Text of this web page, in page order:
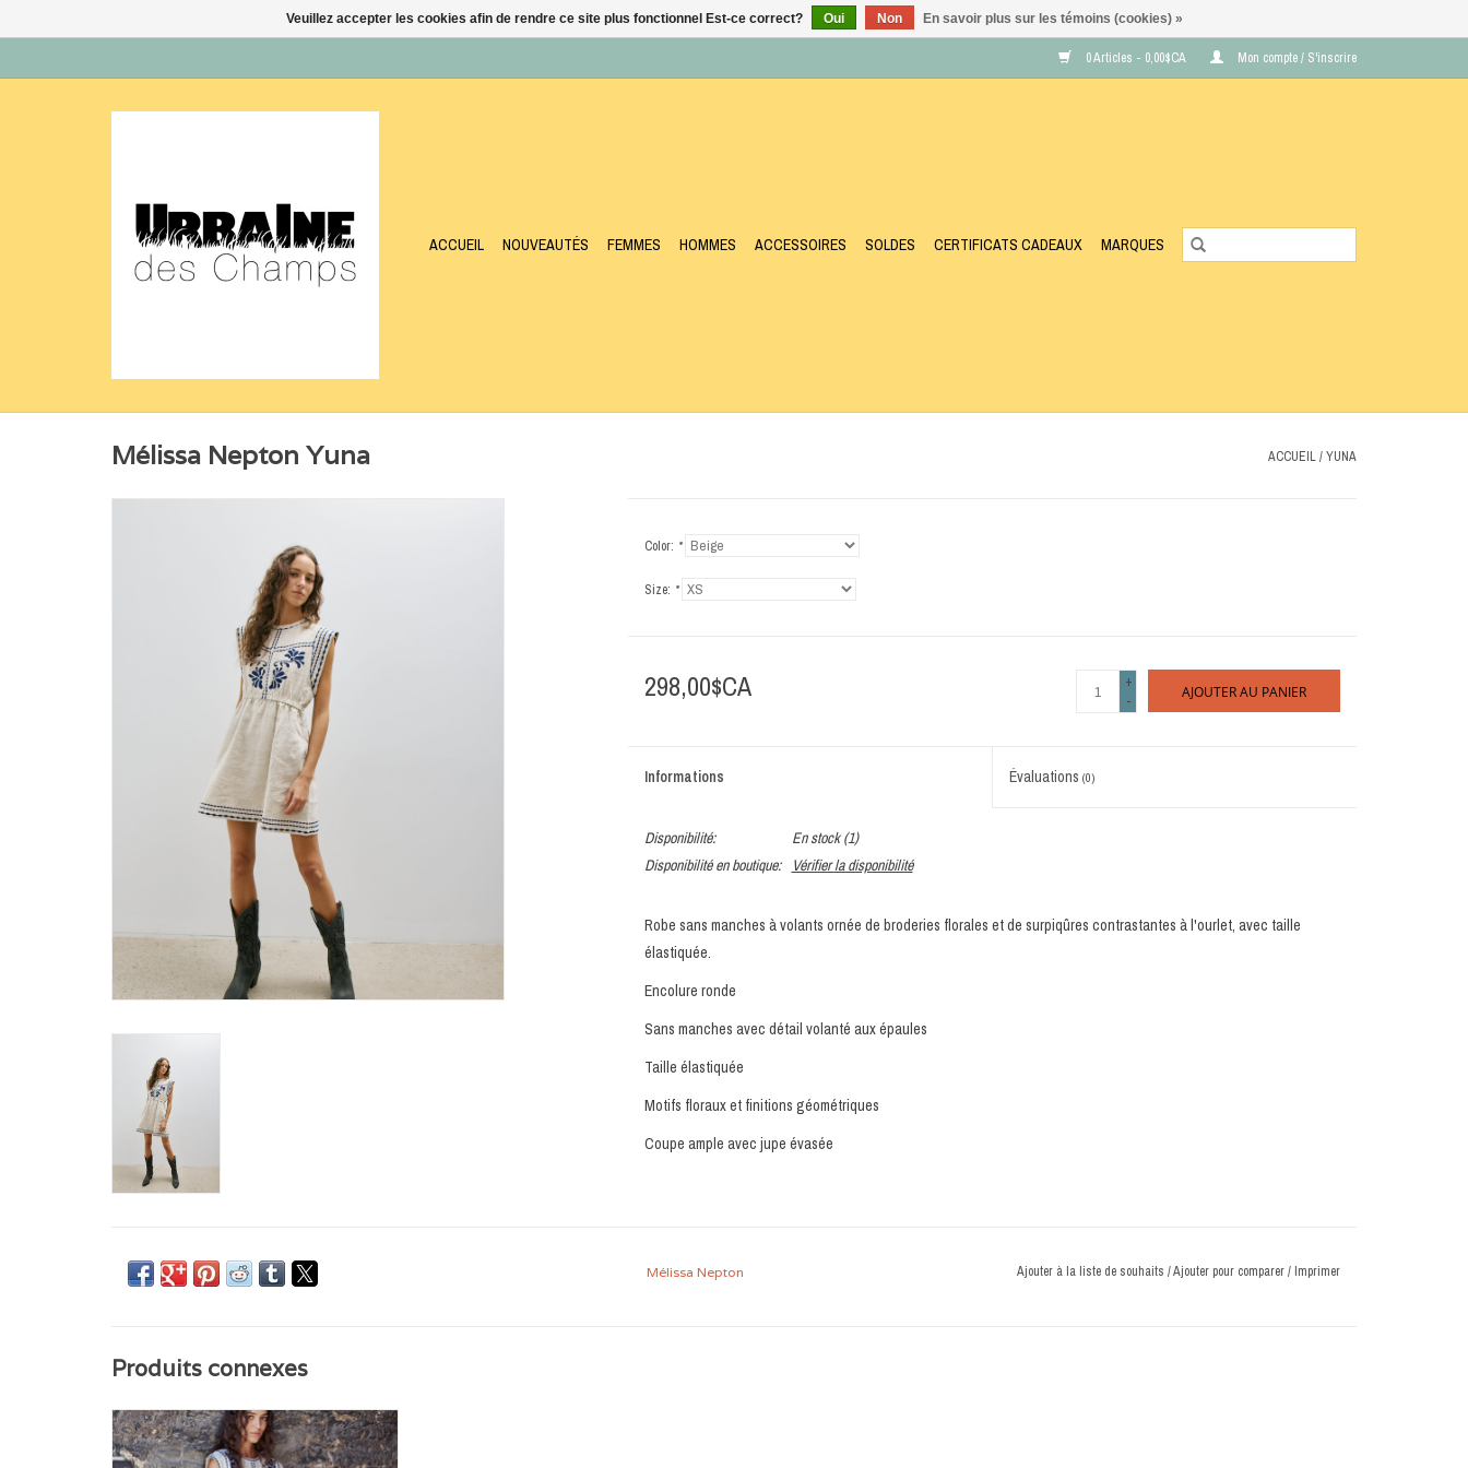
0 Articles - 0,00$CA Mon compte / S'inscrire
ACCUEIL NOUVEAUTÉS FEMMES HOMMES ACCESSOIRES SOLDES CERTIFICATS CADEAUX MARQUES
Mélissa Nepton Yuna ACCUEIL/YUNA
Color: *
Size: *
298,00$CA
+
-
AJOUTER AU PANIER
Informations Évaluations(0)
Disponibilité: En stock(1)
Disponibilité en boutique:
Vérifier la disponibilité
Robe sans manches à volants ornée de broderies florales et de surpiqûres contrastantes à l'ourlet, avec taille
élastiquée.
Encolure ronde
Sans manches avec détail volanté aux épaules
Taille élastiquée
Motifs floraux et finitions géométriques
Coupe ample avec jupe évasée
Mélissa Nepton Ajouter à la liste de souhaits /Ajouter pour comparer/ Imprimer
Produits connexes
Pantalon à jambes larges et décontractées, taille
élastiquée avec cordon de serrage ajustable.
Broderie verticale le long des coutures latérales.
Veuillez accepter les cookies afin de rendre ce site plus fonctionnel Est-ce correct? Oui Non En savoir plus sur les témoins (cookies) »